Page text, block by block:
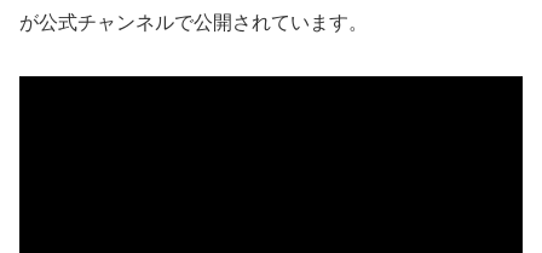
が公式チャンネルで公開されています。